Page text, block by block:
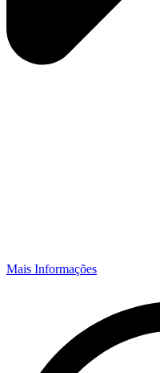
Mais Informações